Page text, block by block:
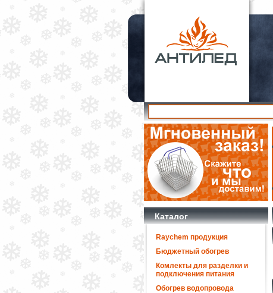
Каталог
Raychem продукция
Бюджетный обогрев
Комлекты для разделки и
подключения питания
Обогрев водопровода